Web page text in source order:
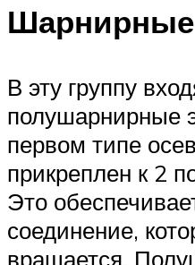
Шарнирные
В эту группу
полушарнирные
первом типе
прикреплен к 2
Это
соединение,
вращается.